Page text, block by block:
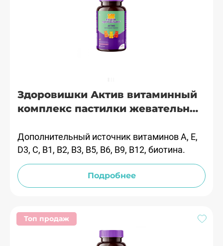
Здоровишки Актив витаминный
комплекс пастилки жевательные
Дополнительный источник витаминов А, Е,
D3, С, В1, В2, В3, В5, В6, В9, В12, биотина.
Подробнее
Топ продаж